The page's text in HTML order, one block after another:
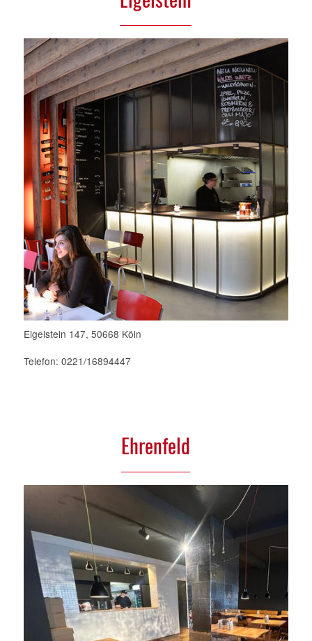
Telefon: 0221/16955515
Eigelstein
Eigelstein 147, 50668 Köln
Telefon: 0221/16894447
Ehrenfeld